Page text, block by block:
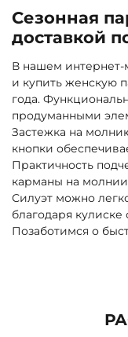
Сезонная
доставкой
В нашем интернет-
и купить женскую
года.
продуманными
Застежка на
кнопки
Практичность
карманы на
Силуэт можно
благодаря
Позаботимся о